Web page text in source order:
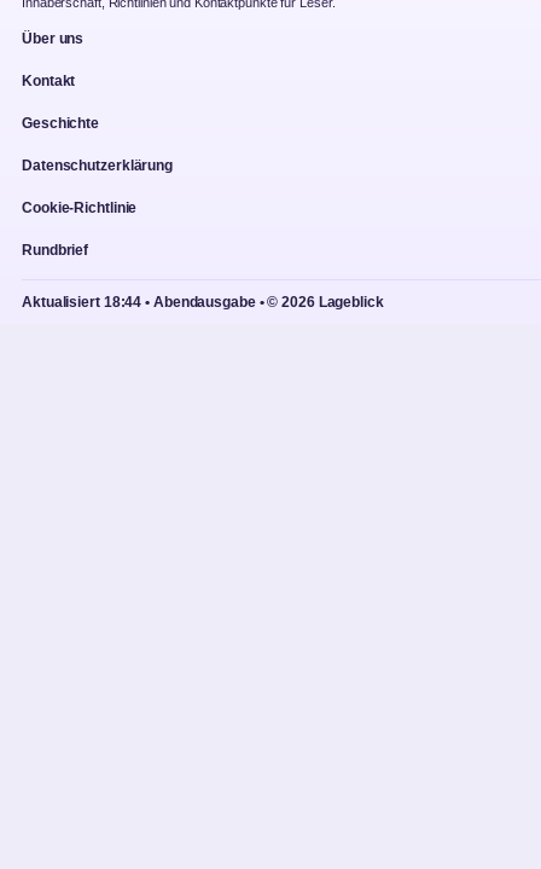
Über uns
Kontakt
Geschichte
Datenschutzerklärung
Cookie-Richtlinie
Rundbrief
Aktualisiert 18:44 • Abendausgabe • © 2026 Lageblick